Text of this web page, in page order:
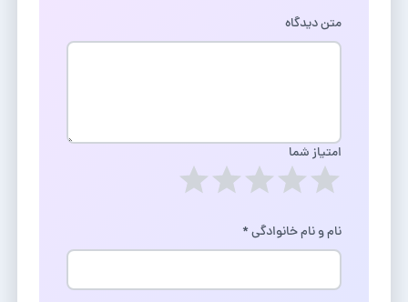
متن دیدگاه
امتیاز شما
نام و نام خانوادگی*